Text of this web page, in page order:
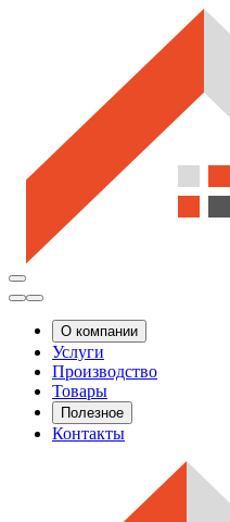
О компании
Услуги
Производство
Товары
Полезное
Контакты